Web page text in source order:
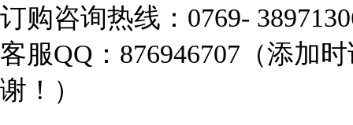
订购咨询热线：0769-
客服QQ：876946707（添加
谢！）